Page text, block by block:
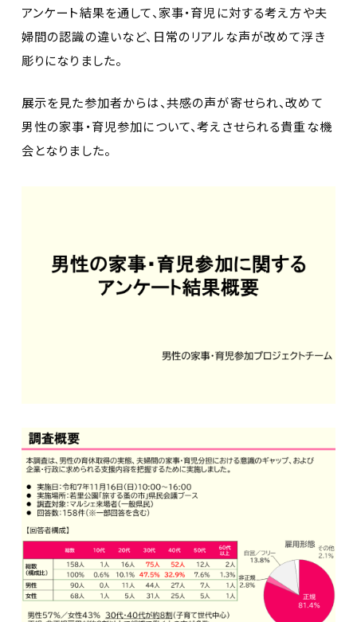
アンケート結果を通して、家事・育児に対する考え方や夫
婦間の認識の違いなど、日常のリアルな声が改めて浮き
彫りになりました。
展示を見た参加者からは、共感の声が寄せられ、改めて
男性の家事・育児参加について、考えさせられる貴重な機
会となりました。